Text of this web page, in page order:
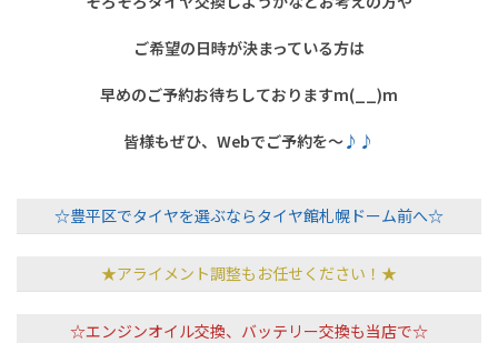
ご希望の日時が決まっている方は
早めのご予約お待ちしておりますm(__)m
皆様もぜひ、Webでご予約を～ ♪♪
☆豊平区でタイヤを選ぶならタイヤ館札幌ドーム前へ☆
★アライメント調整もお任せください！★
☆エンジンオイル交換、バッテリー交換も当店で☆